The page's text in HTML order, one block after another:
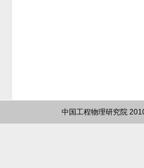
中国工程物理研究院